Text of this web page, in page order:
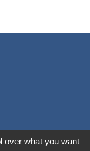
over what you want